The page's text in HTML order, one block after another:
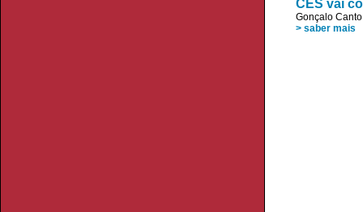
CES vai
Gonçalo
> saber mais